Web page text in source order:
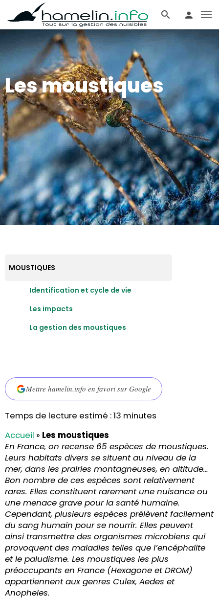
Les moustiques
MOUSTIQUES
Identification et cycle de vie
Les impacts
La gestion des moustiques
Mettre hamelin.info en favori sur Google
Temps de lecture estimé :13 minutes
Accueil » Les moustiques
En France, on recense 65 espèces de moustiques.
Leurs habitats divers se situent au niveau de la
mer, dans les prairies montagneuses, en altitude…
Bon nombre de ces espèces sont relativement
rares. Elles constituent rarement une nuisance ou
une menace grave pour la santé humaine.
Cependant, plusieurs espèces prélèvent facilement
du sang humain pour se nourrir. Elles peuvent
ainsi transmettre des organismes microbiens qui
provoquent des maladies telles que l’encéphalite
et le paludisme. Les moustiques les plus
préoccupants en France (Hexagone et DROM)
appartiennent aux genres Culex, Aedes et
Anopheles.